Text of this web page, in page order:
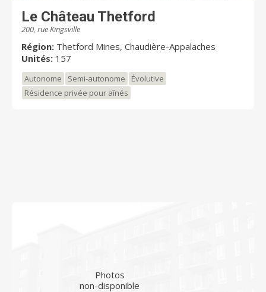
Le Château Thetford
200, rue Kingsville
Région: Thetford Mines, Chaudière-Appalaches
Unités: 157
Autonome Semi-autonome
Évolutive
Résidence privée pour aînés
Photos
non-disponible